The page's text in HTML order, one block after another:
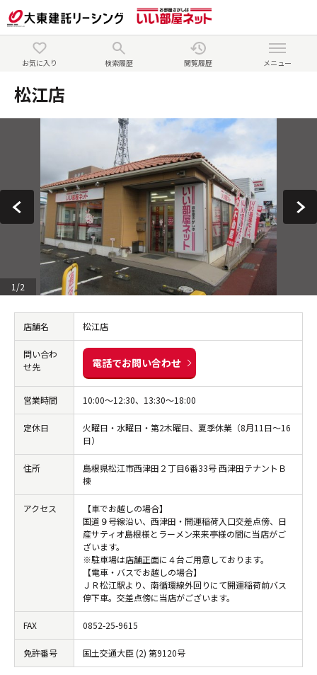
お気に入り 検索履歴 閲覧履歴 メニュー
松江店
1 /2
店舗名 松江店
問い合わ
せ先
電話でお問い合わせ
営業時間 10:00～12:30、13:30～18:00
定休日
火曜日・水曜日・第2木曜日、夏季休業（8月11日～16
日）
住所
島根県松江市西津田２丁目6番33号 西津田テナントＢ
棟
アクセス
【車でお越しの場合】
国道９号線沿い、西津田・開運稲荷入口交差点傍、日
産サティオ島根様とラーメン来来亭様の間に当店がご
ざいます。
※駐車場は店舗正面に４台ご用意しております。
【電車・バスでお越しの場合】
ＪＲ松江駅より、南循環線外回りにて開運稲荷前バス
停下車。交差点傍に当店がございます。
FAX 0852-25-9615
免許番号 国土交通大臣 (2) 第9120号